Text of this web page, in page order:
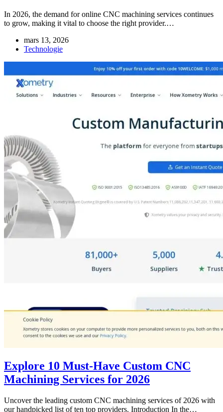
In 2026, the demand for online CNC machining services continues
to grow, making it vital to choose the right provider.…
mars 13, 2026
Technologie
Explore 10 Must-Have Custom CNC
Machining Services for 2026
Uncover the leading custom CNC machining services of 2026 with
our handpicked list of ten top providers. Introduction In the…